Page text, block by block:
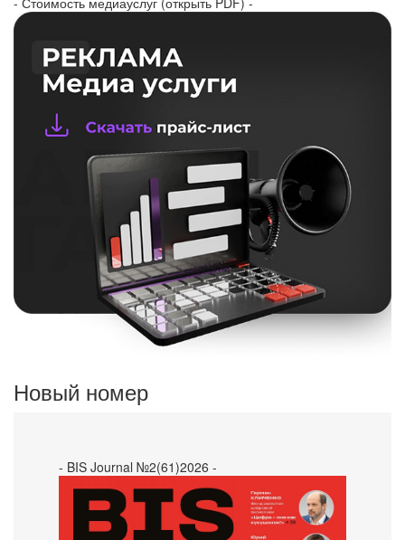
Новый номер
- BIS Journal №2(61)2026 -